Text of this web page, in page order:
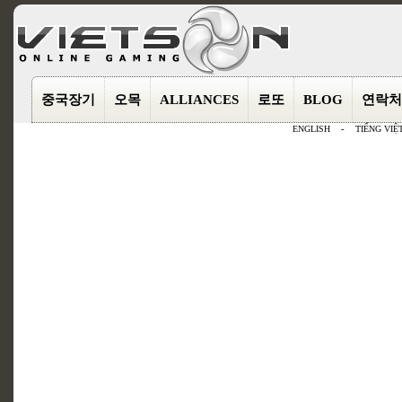
중국장기 오목 ALLIANCES 로또 BLOG 연락처
ENGLISH - TIẾNG